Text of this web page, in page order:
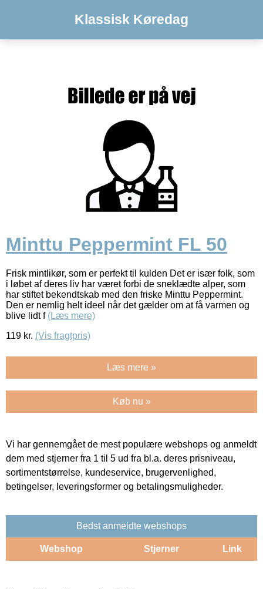
Klassisk Køredag
Minttu Peppermint FL 50
Frisk mintlikør, som er perfekt til kulden Det er især folk, som
i løbet af deres liv har været forbi de sneklædte alper, som
har stiftet bekendtskab med den friske Minttu Peppermint.
Den er nemlig helt ideel når det gælder om at få varmen og
blive lidt f (Læs mere)
119 kr. (Vis fragtpris)
Læs mere »
Køb nu »
Vi har gennemgået de mest populære webshops og anmeldt
dem med stjerner fra 1 til 5 ud fra bl.a. deres prisniveau,
sortimentstørrelse, kundeservice, brugervenlighed,
betingelser, leveringsformer og betalingsmuligheder.
Bedst anmeldte webshops
Webshop Stjerner Link